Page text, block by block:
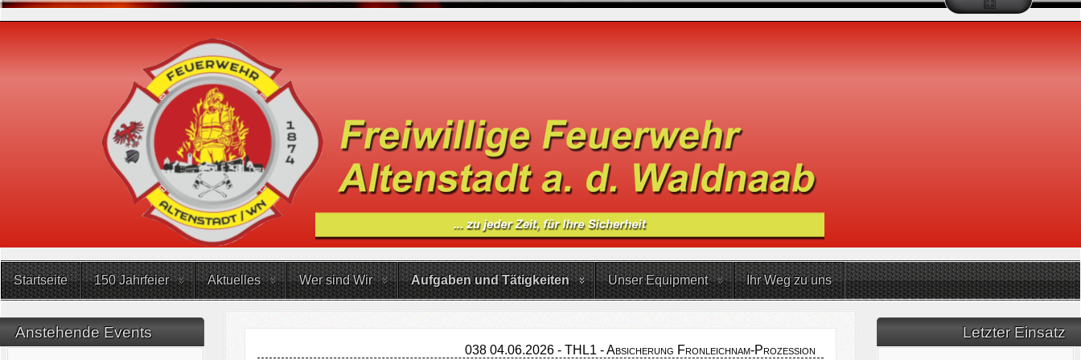
Startseite 150 Jahrfeier Aktuelles Wer sind Wir Aufgaben und Tätigkeiten Unser Equipment Ihr Weg zu uns
Anstehende Events Letzter Einsatz
038 04.06.2026 - THL1 - Absicherung Fronleichnam-Prozession